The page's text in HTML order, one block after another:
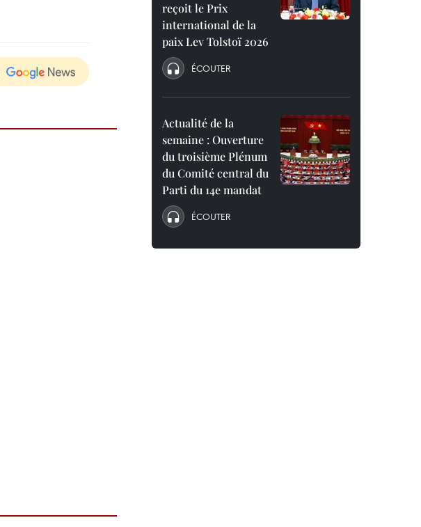
reçoit le Prix
international de la
paix Lev Tolstoï 2026
ÉCOUTER
Actualité de la
semaine : Ouverture
du troisième Plénum
du Comité central du
Parti du 14e mandat
ÉCOUTER